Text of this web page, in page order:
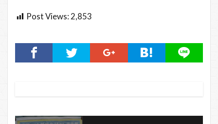
Post Views: 2,853